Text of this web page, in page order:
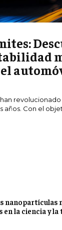
revolucionado
años. Con el
nanopartículas
en la ciencia y